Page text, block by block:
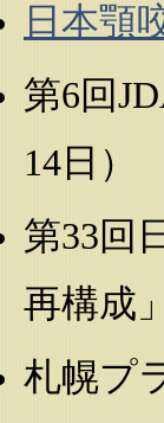
日本顎
第6回
14日）
第33回
再構成
札幌プ